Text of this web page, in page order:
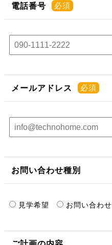
電話番号
メールアドレス
お問い合わせ種別
見学希望 お問い合わせ